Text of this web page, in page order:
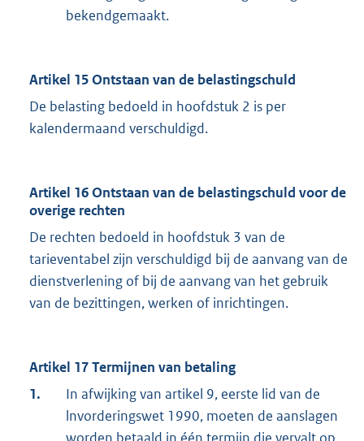
bekendgemaakt.
Artikel 15 Ontstaan van de belastingschuld
De belasting bedoeld in hoofdstuk 2 is per
kalendermaand verschuldigd.
Artikel 16 Ontstaan van de belastingschuld voor de
overige rechten
De rechten bedoeld in hoofdstuk 3 van de
tarieventabel zijn verschuldigd bij de aanvang van de
dienstverlening of bij de aanvang van het gebruik
van de bezittingen, werken of inrichtingen.
Artikel 17 Termijnen van betaling
1.
In afwijking van artikel 9, eerste lid van de
lnvorderingswet 1990, moeten de aanslagen